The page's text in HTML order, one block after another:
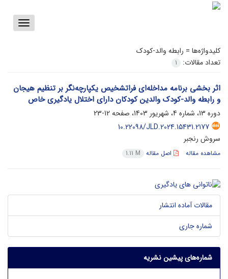
Toggle
کلیدواژه‌ها = رابطه والد-کودک
تعداد مقالات:
1
اثر بخشی برنامه مداخله‌ای فراتشخیص یکپارچه‌نگر بر تنظیم هیجان
و رابطه والد-کودک والدین کودکان دارای اختلال یادگیری خاص
دوره 13، شماره 4، شهریور 1403، صفحه
12-23
10.22098/JLD.2024.15431.2177
سروش رنجبر
مشاهده مقاله اصل مقاله 1.11 M
مقالات آماده انتشار
شماره جاری
شماره‌های پیشین نشریه